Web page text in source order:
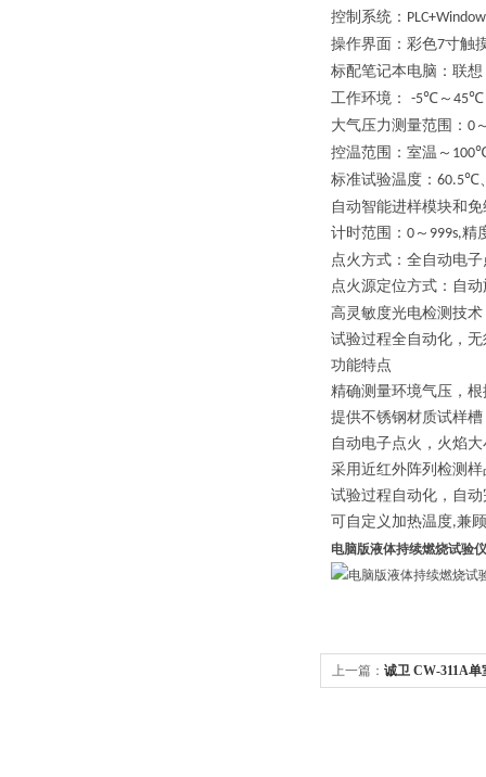
控制系统：
操作界面：彩色7寸触
标配笔记本电脑：联想
工作环境：
-5℃～ 45℃
大气压力测量范围 ： 0
控温范围 ： 室温～ 100
标准试验温度： 60.5℃
自动智能进样模块和
计时范围： 0 ～ 999s,精
点火方式： 全自动电子
点火源定位方式：自
高灵敏度光电检测技
试验过程全自动化，
功能特点
精确测量环境气压，
提供不锈钢材质试样槽
自动电子点火，火焰
采用近红外阵列检测
试验过程自动化，自
可自定义加热温度,兼
电脑版液体持续燃烧试验仪
上一篇： 诚卫 CW-311A